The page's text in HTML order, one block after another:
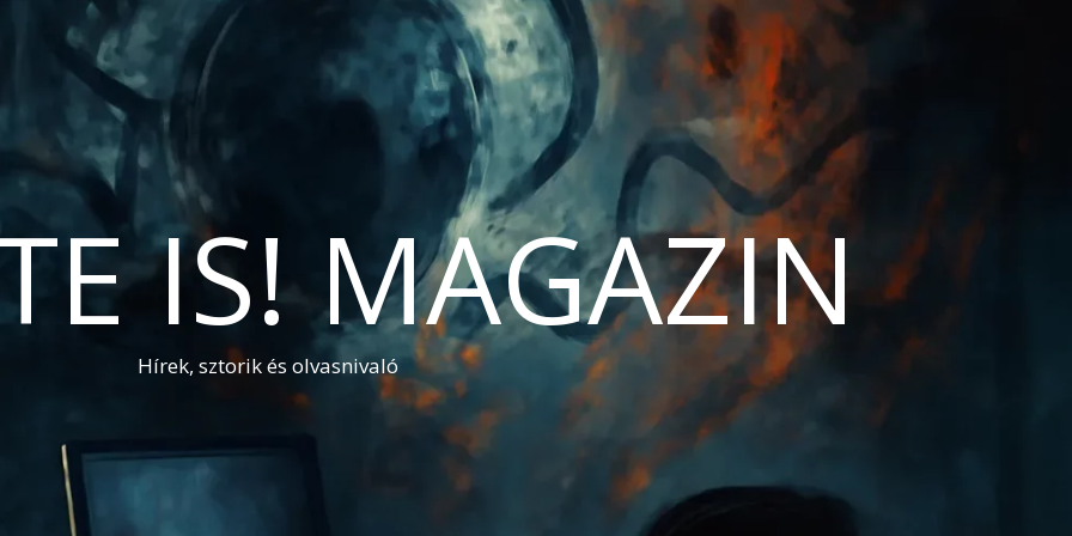
IS! MAGAZIN
Hírek, sztorik és olvasnivaló